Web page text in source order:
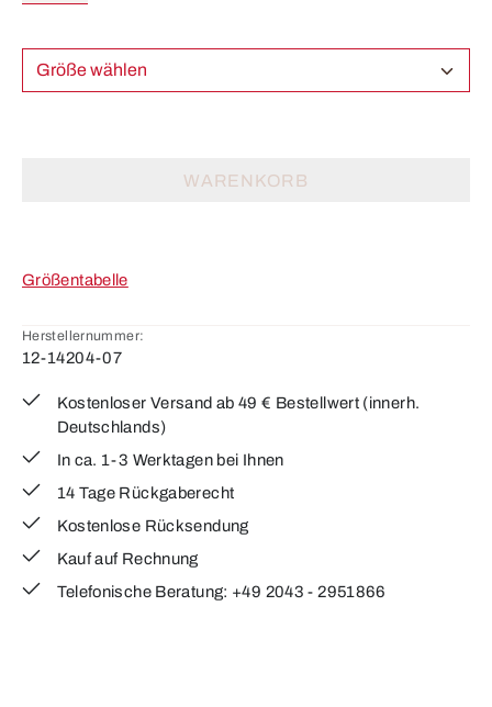
Größe wählen
WARENKORB
Größentabelle
Herstellernummer:
12-14204-07
Kostenloser Versand ab 49 € Bestellwert (innerh.
Deutschlands)
In ca. 1-3 Werktagen bei Ihnen
14 Tage Rückgaberecht
Kostenlose Rücksendung
Kauf auf Rechnung
Telefonische Beratung: +49 2043 - 2951866